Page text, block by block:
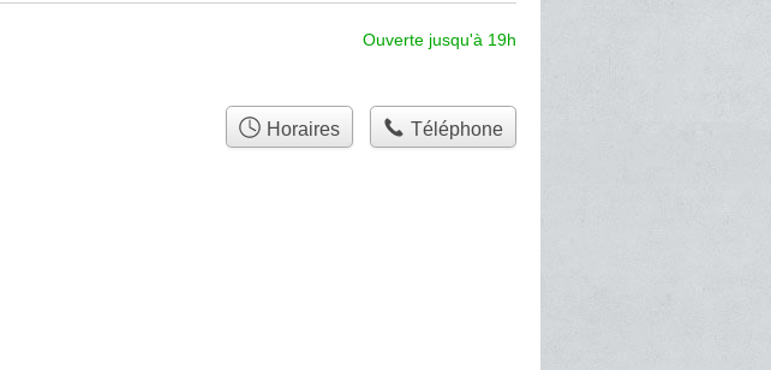
Ouverte jusqu'à 19h
Horaires Téléphone